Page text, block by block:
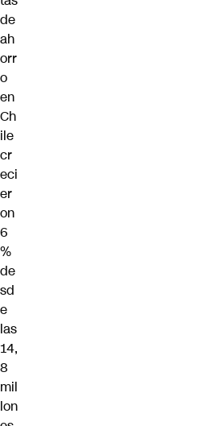
de
ah
orr
o
en
Ch
ile
cr
eci
er
on
6
%
de
sd
e
las
14,
8
mil
lon